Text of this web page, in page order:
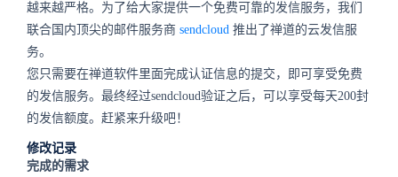
越来越严格。为了给大家提供一个免费可靠的发信服务，我们
联合国内顶尖的邮件服务商 sendcloud 推出了禅道的云发信服
务。
您只需要在禅道软件里面完成认证信息的提交，即可享受免费
的发信服务。最终经过sendcloud验证之后，可以享受每天200封
的发信额度。赶紧来升级吧！
修改记录
完成的需求